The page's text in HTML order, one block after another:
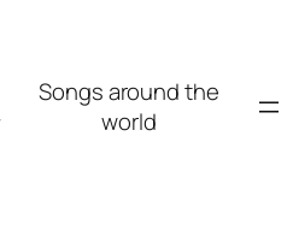
Songs around the
world